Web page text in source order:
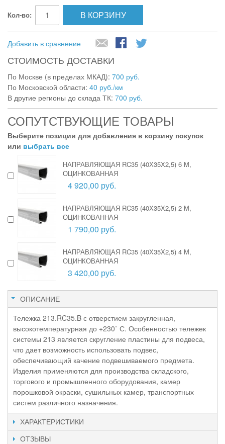
Кол-во: В КОРЗИНУ
Добавить в сравнение
СТОИМОСТЬ ДОСТАВКИ
По Москве (в пределах МКАД): 700 руб.
По Московской области: 40 руб./км
В другие регионы до склада ТК: 700 руб.
СОПУТСТВУЮЩИЕ ТОВАРЫ
Выберите позиции для добавления в корзину покупок
или выбрать все
НАПРАВЛЯЮЩАЯ RC35 (40Х35Х2,5) 6 М,
ОЦИНКОВАННАЯ
4 920,00 руб.
НАПРАВЛЯЮЩАЯ RC35 (40Х35Х2,5) 2 М,
ОЦИНКОВАННАЯ
1 790,00 руб.
НАПРАВЛЯЮЩАЯ RC35 (40Х35Х2,5) 4 М,
ОЦИНКОВАННАЯ
3 420,00 руб.
ОПИСАНИЕ
Тележка 213.RC35.B с отверстием закругленная,
высокотемпературная до +230˚ С. Особенностью тележек
системы 213 является скругление пластины для подвеса,
что дает возможность использовать подвес,
обеспечивающий качение подвешиваемого предмета.
Изделия применяются для производства складского,
торгового и промышленного оборудования, камер
порошковой окраски, сушильных камер, транспортных
систем различного назначения.
ХАРАКТЕРИСТИКИ
ОТЗЫВЫ